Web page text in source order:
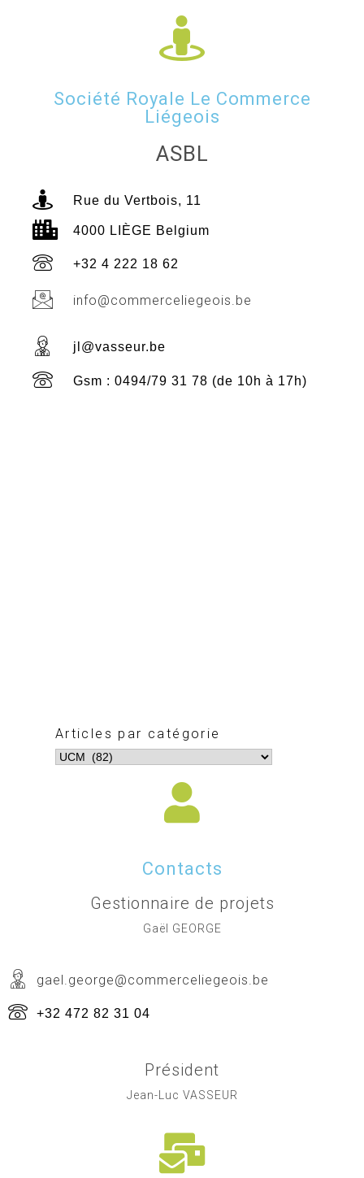
Société Royale Le Commerce
Liégeois
ASBL
Rue du Vertbois, 11
4000 LIÈGE Belgium
+32 4 222 18 62
info@commerceliegeois.be
jl@vasseur.be
Gsm : 0494/79 31 78 (de 10h à 17h)
Articles par catégorie
Contacts
Gestionnaire de projets
Gaël GEORGE
gael.george@commerceliegeois.be
+32 472 82 31 04
Président
Jean-Luc VASSEUR